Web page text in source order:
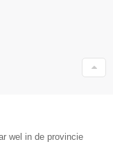
wel in de provincie